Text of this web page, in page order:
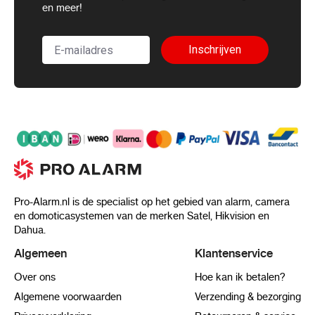
en meer!
Inschrijven
Pro-Alarm.nl is de specialist op het gebied van alarm, camera
en domoticasystemen van de merken Satel, Hikvision en
Dahua.
Algemeen
Over ons
Algemene voorwaarden
Klantenservice
Hoe kan ik betalen?
Verzending & bezorging